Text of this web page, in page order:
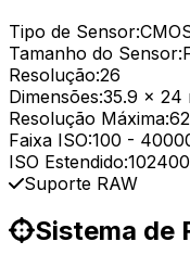
Tipo de Sensor:
Tamanho do Sensor:
Resolução:26
Dimensões:35.9 x 24
Resolução Máxima:
Faixa ISO:100 -
ISO Estendido:102400
Suporte RAW
Sistema de